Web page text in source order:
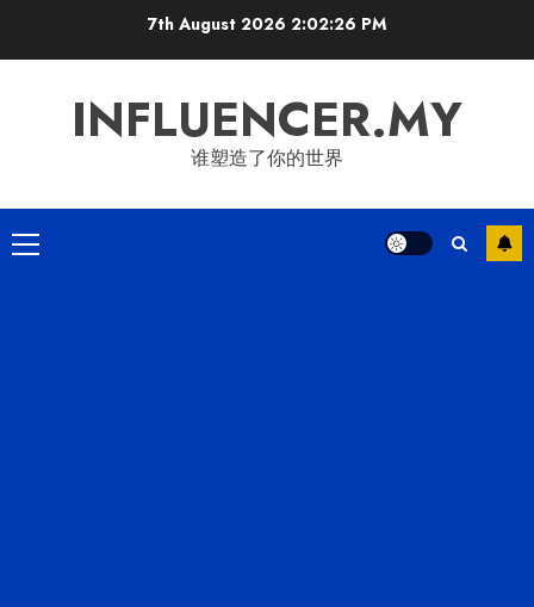
7th August 20262:02:27 PM
INFLUENCER.MY
谁塑造了你的世界
Primary